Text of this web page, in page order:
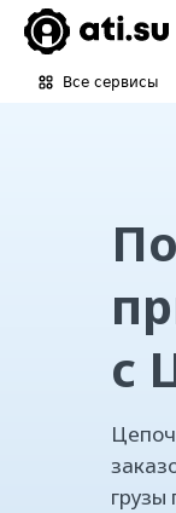
Все сервисы
с
грузы